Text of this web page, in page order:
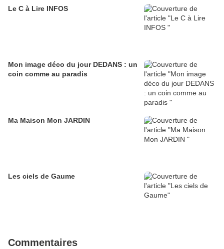
Le C à Lire INFOS
Mon image déco du jour DEDANS : un
coin comme au paradis
Ma Maison Mon JARDIN
Les ciels de Gaume
Commentaires